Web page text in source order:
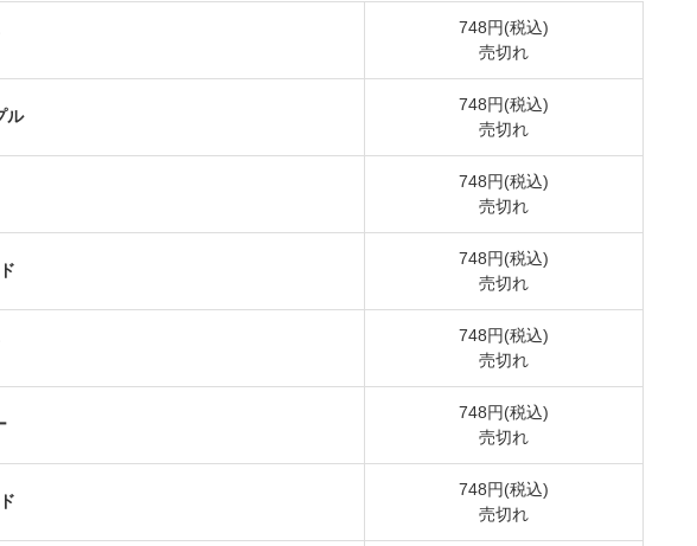
748円(税込)
売切れ
ル
748円(税込)
売切れ
748円(税込)
売切れ
748円(税込)
売切れ
748円(税込)
売切れ
748円(税込)
売切れ
748円(税込)
売切れ